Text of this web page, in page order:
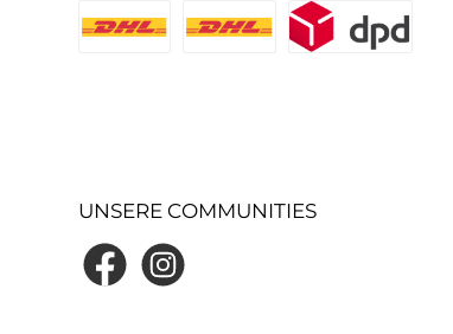
UNSERE COMMUNITIES